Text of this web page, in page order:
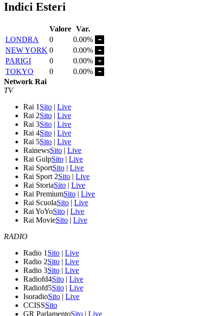
Indici Esteri
Valore Var.
LONDRA
0
0.00%
NEW YORK 0
0.00%
PARIGI
0
0.00%
TOKYO
0
0.00%
Network Rai
TV
Rai 1 Sito | Live
Rai 2Sito | Live
Rai 3Sito | Live
Rai 4Sito | Live
Rai 5Sito | Live
RainewsSito | Live
Rai GulpSito | Live
Rai SportSito | Live
Rai Sport 2Sito | Live
Rai StoriaSito | Live
Rai PremiumSito | Live
Rai ScuolaSito | Live
Rai YoYoSito | Live
Rai MovieSito | Live
RADIO
Radio 1 Sito | Live
Radio 2Sito | Live
Radio 3Sito | Live
Radiofd4Sito | Live
Radiofd5Sito | Live
IsoradioSito | Live
CCISSSito
GR ParlamentoSito | Live